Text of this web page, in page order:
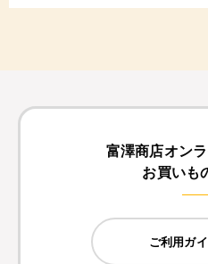
富澤商店オン
お買いも
ご利用ガ